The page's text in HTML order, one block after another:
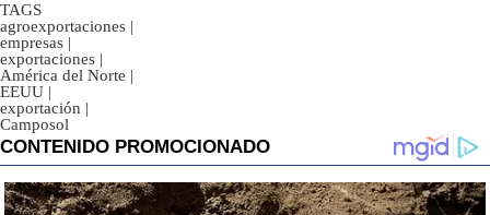
TAGS
agroexportaciones |
empresas |
exportaciones |
América del Norte |
EEUU |
exportación |
Camposol